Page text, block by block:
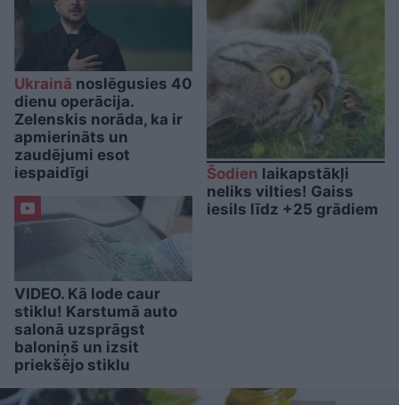
Ukrainā noslēgusies 40
dienu operācija.
Zelenskis norāda, ka ir
apmierināts un
zaudējumi esot
iespaidīgi
VIDEO. Kā lode caur
stiklu! Karstumā auto
salonā uzsprāgst
baloniņš un izsit
priekšējo stiklu
Šodien laikapstākļi
neliks vilties! Gaiss
iesils līdz +25 grādiem